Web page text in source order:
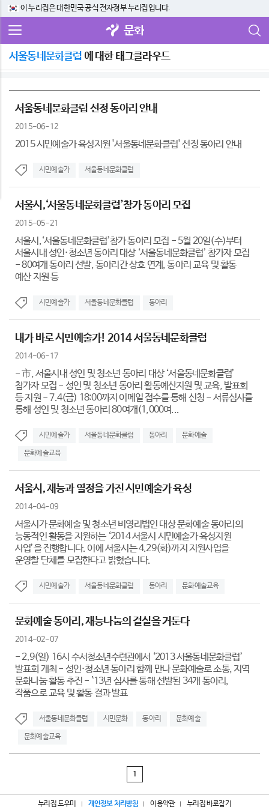
이 누리집은 대한민국 공식 전자정부 누리집입니다.
문화
서울동네문화클럽 에 대한 태그클라우드
서울동네문화클럽 선정 동아리 안내
2015-06-12
2015 시민예술가 육성지원 '서울동네문화클럽' 선정 동아리 안내
시민예술가 서울동네문화클럽
서울시,‘서울동네문화클럽’참가 동아리 모집
2015-05-21
서울시,‘서울동네문화클럽’참가 동아리 모집 - 5월 20일(수)부터
서울시내 성인·청소년 동아리 대상 ‘서울동네문화클럽’ 참가자 모집
- 80여개 동아리 선발, 동아리간 상호 연계, 동아리 교육 및 활동
예산 지원 등
시민예술가 서울동네문화클럽 동아리
내가 바로 시민예술가! 2014 서울동네문화클럽
2014-06-17
- 市, 서울시내 성인 및 청소년 동아리 대상 ‘서울동네문화클럽’
참가자 모집 - 성인 및 청소년 동아리 활동예산지원 및 교육, 발표회
등 지원 - 7.4(금) 18:00까지 이메일 접수를 통해 신청 - 서류심사를
통해 성인 및 청소년 동아리 80여개(1,000여...
시민예술가 서울동네문화클럽 동아리 문화예술
문화예술교육
서울시, 재능과 열정을 가진 시민예술가 육성
2014-04-09
서울시가 문화예술 및 청소년 비영리법인 대상 문화예술 동아리의
능동적인 활동을 지원하는 ‘2014 서울시 시민예술가 육성지원
사업’을 진행합니다. 이에 서울시는 4.29(화)까지 지원사업을
운영할 단체를 모집한다고 밝혔습니다.
시민예술가 서울동네문화클럽 동아리 문화예술교육
문화예술 동아리, 재능나눔의 결실을 거둔다
2014-02-07
- 2.9(일) 16시 수서청소년수련관에서 ‘2013 서울동네문화클럽’
발표회 개최 - 성인·청소년 동아리 함께 만나 문화예술로 소통, 지역
문화나눔 활동 추진 - `13년 심사를 통해 선발된 34개 동아리,
작품으로 교육 및 활동 결과 발표
서울동네문화클럽 시민문화 동아리 문화예술
문화예술교육
1
누리집 도우미 개인정보 처리방침 이용약관 누리집 바로잡기